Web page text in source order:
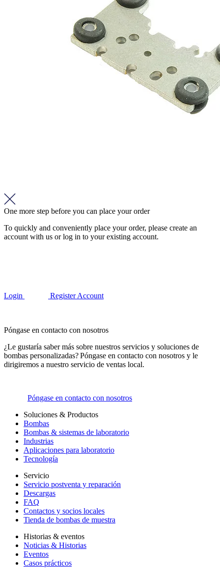
One more step before you can place your order
To quickly and conveniently place your order, please create an
account with us or log in to your existing account.
Login Register Account
Póngase en contacto con nosotros
¿Le gustaría saber más sobre nuestros servicios y soluciones de
bombas personalizadas? Póngase en contacto con nosotros y le
dirigiremos a nuestro servicio de ventas local.
Póngase en contacto con nosotros
Soluciones & Productos
Bombas
Bombas & sistemas de laboratorio
Industrias
Aplicaciones para laboratorio
Tecnología
Servicio
Servicio postventa y reparación
Descargas
FAQ
Contactos y socios locales
Tienda de bombas de muestra
Historias & eventos
Noticias & Historias
Eventos
Casos prácticos